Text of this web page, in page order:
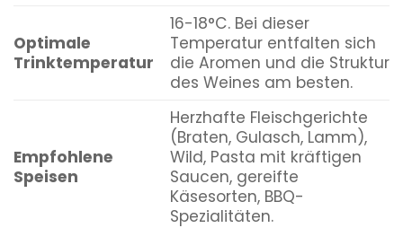
Optimale
Trinktemperatur
16-18°C. Bei dieser
Temperatur entfalten sich
die Aromen und die Struktur
des Weines am besten.
Empfohlene
Speisen
Herzhafte Fleischgerichte
(Braten, Gulasch, Lamm),
Wild, Pasta mit kräftigen
Saucen, gereifte
Käsesorten, BBQ-
Spezialitäten.